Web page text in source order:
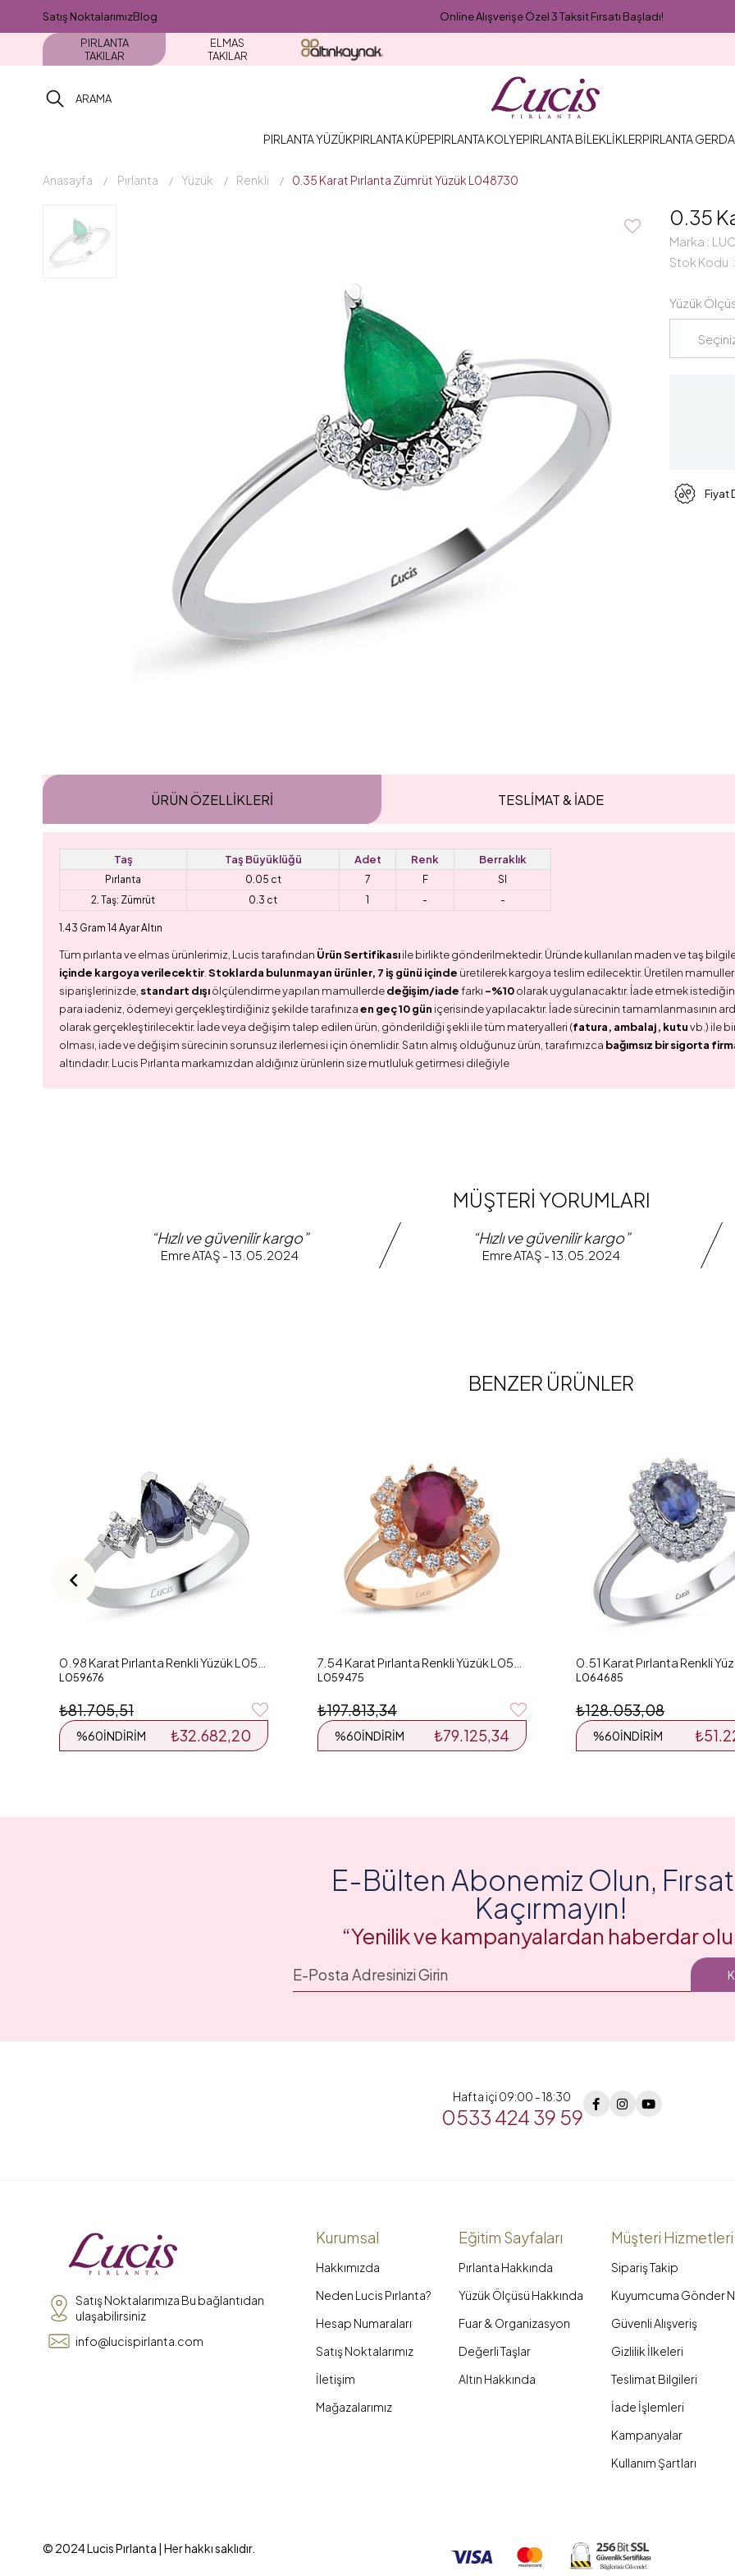
Satış NoktalarımızBlog
Online Alışverişe Özel 3 Taksit Fırsatı Başladı!
PIRLANTA
TAKILAR
ELMAS
TAKILAR
PIRLANTA YÜZÜKPIRLANTA KÜPEPIRLANTA KOLYEPIRLANTA BİLEKLİKLERPIRLANTA
Anasayfa Pırlanta Yüzük Renkli 0.35 Karat Pırlanta Zümrüt Yüzük L048730
0.35
Marka :
Stok Kodu
Yüzük
Fiyat
ÜRÜN ÖZELLIKLERI TESLİMAT & İADE
Taş Taş Büyüklüğü Adet Renk Berraklık
Pırlanta 0.05 ct 7 F
SI
2. Taş: Zümrüt
0.3 ct 1 - -
1.43 Gram 14 Ayar Altın
Tüm pırlanta ve elmas ürünlerimiz, Lucis tarafından Ürün Sertifikasıile birlikte gönderilmektedir. Üründe kullanılan maden ve taş
içinde kargoya verilecektir. Stoklarda bulunmayan ürünler, 7 iş günü içinde üretilerek kargoya teslim edilecektir. Üretilen
siparişlerinizde, standart dışıölçülendirme yapılan mamullerdedeğişim/iadefarkı -%10olarak uygulanacaktır. İade etmek
para iadeniz, ödemeyi gerçekleştirdiğiniz şekilde tarafınızaen geç 10 gün içerisinde yapılacaktır. İade sürecinin tamamlanmasının
olarak gerçekleştirilecektir. İade veya değişim talep edilen ürün, gönderildiği şekli ile tüm materyalleri (fatura, ambalaj, kutuvb.) ile
olması, iade ve değişim sürecinin sorunsuz ilerlemesi için önemlidir. Satın almış olduğunuz ürün, tarafımızca bağımsız bir sigorta
altındadır. Lucis Pırlanta markamızdan aldığınız ürünlerin size mutluluk getirmesi dileğiyle
MÜŞTERİ YORUMLARI
“Hızlı ve güvenilir kargo”
Emre ATAŞ - 13.05.2024
“Hızlı ve güvenilir kargo”
Emre ATAŞ - 13.05.2024
BENZER ÜRÜNLER
L059676
₺32.682,20
%60İNDIRIM
₺81.705,51
L059475
₺79.125,34
%60İNDIRIM
₺197.813,34
L064685
%60İNDIRIM
₺128.053,08
E-Bülten Abonemiz Olun,
Kaçırmayın!
“Yenilik ve kampanyalardan haberdar
Hafta içi 09:00 - 18:30
0533 424 39 59
Satış Noktalarımıza Bu bağlantıdan
ulaşabilirsiniz
info@lucispirlanta.com
Kurumsal
Hakkımızda
Neden Lucis Pırlanta?
Hesap Numaraları
Satış Noktalarımız
İletişim
Mağazalarımız
Eğitim Sayfaları
Pırlanta Hakkında
Yüzük Ölçüsü Hakkında
Fuar & Organizasyon
Değerli Taşlar
Altın Hakkında
Müşteri Hizmetleri
Sipariş Takip
Kuyumcuma Gönder
Güvenli Alışveriş
Gizlilik İlkeleri
Teslimat Bilgileri
İade İşlemleri
Kampanyalar
Kullanım Şartları
© 2024 Lucis Pırlanta | Her hakkı saklıdır.